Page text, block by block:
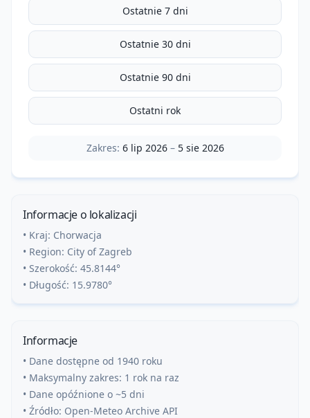
Ostatnie 7 dni
Ostatnie 30 dni
Ostatnie 90 dni
Ostatni rok
Zakres: 6 lip 2026– 5 sie 2026
Informacje o lokalizacji
• Kraj: Chorwacja
• Region: City of Zagreb
• Szerokość: 45.8144°
• Długość: 15.9780°
Informacje
• Dane dostępne od 1940 roku
• Maksymalny zakres: 1 rok na raz
• Dane opóźnione o ~5 dni
• Źródło: Open-Meteo Archive API